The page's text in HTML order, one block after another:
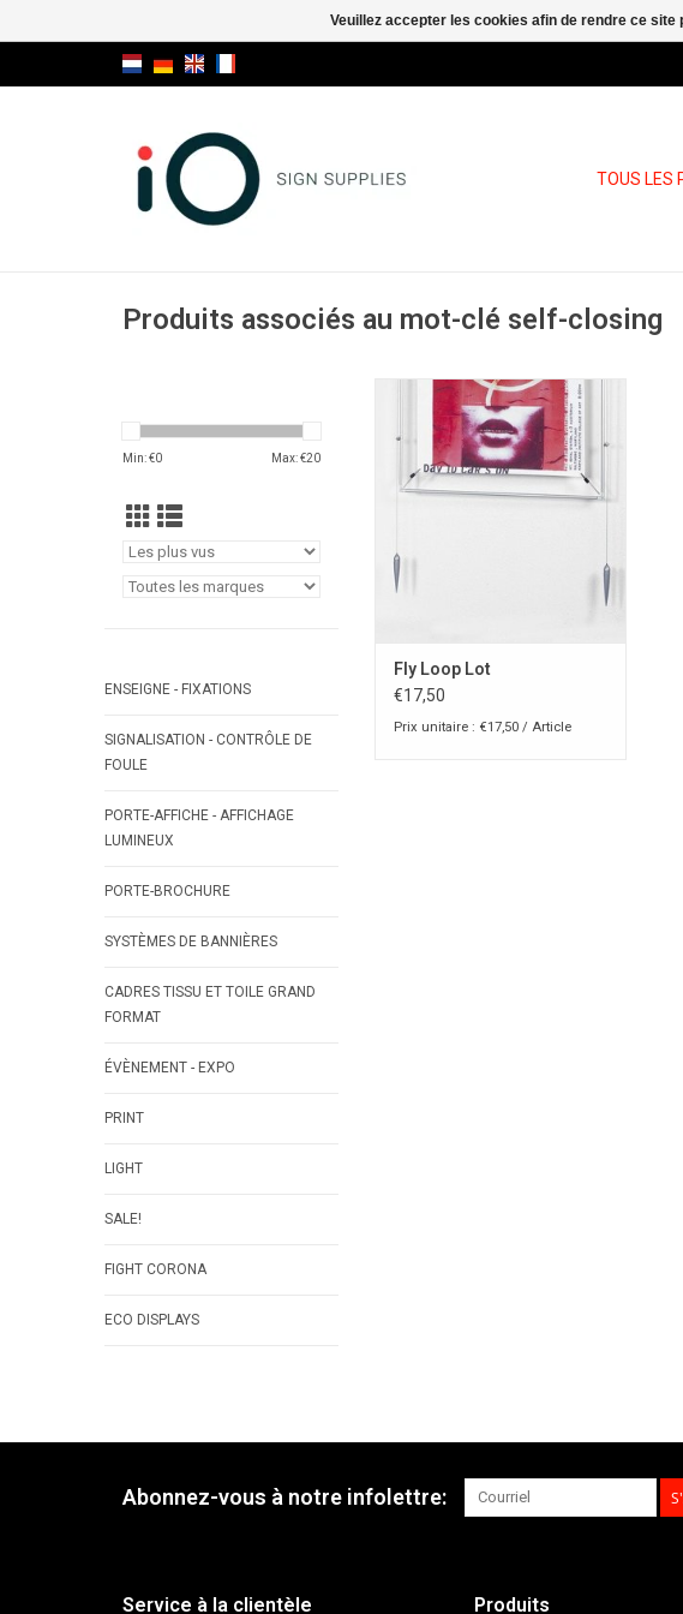
TOUS LES
Produits associés au mot-clé self-closing
Min: €0 Max: €20
ENSEIGNE - FIXATIONS
SIGNALISATION - CONTRÔLE DE
FOULE
PORTE-AFFICHE - AFFICHAGE
LUMINEUX
PORTE-BROCHURE
SYSTÈMES DE BANNIÈRES
CADRES TISSU ET TOILE GRAND
FORMAT
ÉVÈNEMENT - EXPO
PRINT
LIGHT
SALE!
FIGHT CORONA
ECO DISPLAYS
Fly Loop Lot
AJOUTER AU PANIER
Fly Loop Lot
€17,50
Prix unitaire : €17,50 / Article
Abonnez-vous à notre infolettre:
Service à la clientèle Produits
Veuillez accepter les cookies afin de rendre ce